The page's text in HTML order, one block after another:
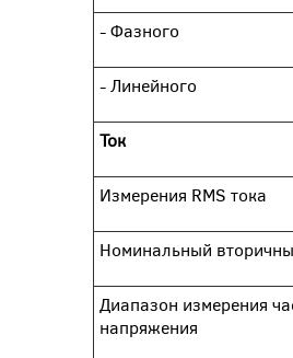
- Фазного
- Линейного
Ток
Измерения RMS тока
Номинальный
Диапазон измерения
напряжения